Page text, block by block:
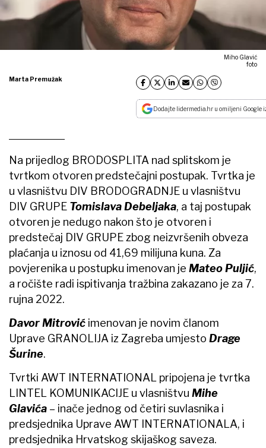
Miho Glavić
foto
Marta Premužak
Dodajte lidermedia.hr u omiljeni Google
Na prijedlog BRODOSPLITA nad splitskom je
tvrtkom otvoren predstečajni postupak. Tvrtka je
u vlasništvu DIV BRODOGRADNJE u vlasništvu
DIV GRUPE Tomislava Debeljaka, a taj postupak
otvoren je nedugo nakon što je otvoren i
predstečaj DIV GRUPE zbog neizvršenih obveza
plaćanja u iznosu od 41,69 milijuna kuna. Za
povjerenika u postupku imenovan je Mateo Puljić,
a ročište radi ispitivanja tražbina zakazano je za 7.
rujna 2022.
Davor Mitrović imenovan je novim članom
Uprave GRANOLIJA iz Zagreba umjesto Drage
Šurine.
Tvrtki AWT INTERNATIONAL pripojena je tvrtka
LINTEL KOMUNIKACIJE u vlasništvu Mihe
Glavića – inače jednog od četiri suvlasnika i
predsjednika Uprave AWT INTERNATIONALA, i
predsjednika Hrvatskog skijaškog saveza.